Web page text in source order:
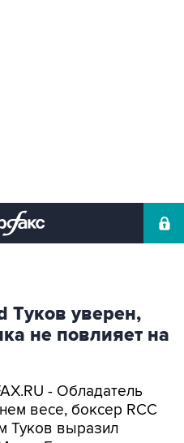
Туков уверен,
не повлияет на
- Обладатель
весе, боксер RCC
Туков выразил